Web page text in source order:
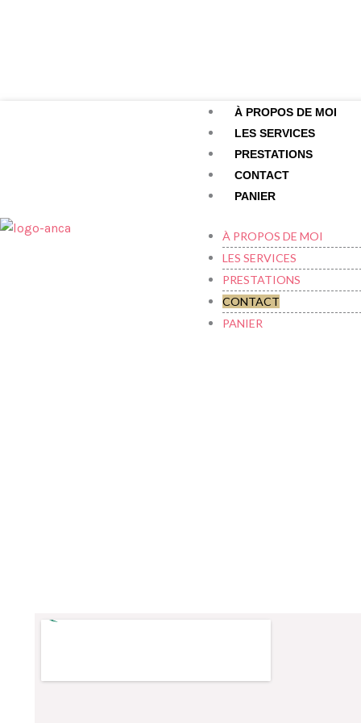
À PROPOS DE MOI
LES SERVICES
PRESTATIONS
CONTACT
PANIER
À PROPOS DE MOI
LES SERVICES
PRESTATIONS
CONTACT
PANIER